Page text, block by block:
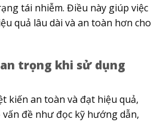
tái nhiễm. Điều này giúp việc
quả lâu dài và an toàn hơn cho
trọng khi sử dụng
kiến an toàn và đạt hiệu quả,
đề như đọc kỹ hướng dẫn,